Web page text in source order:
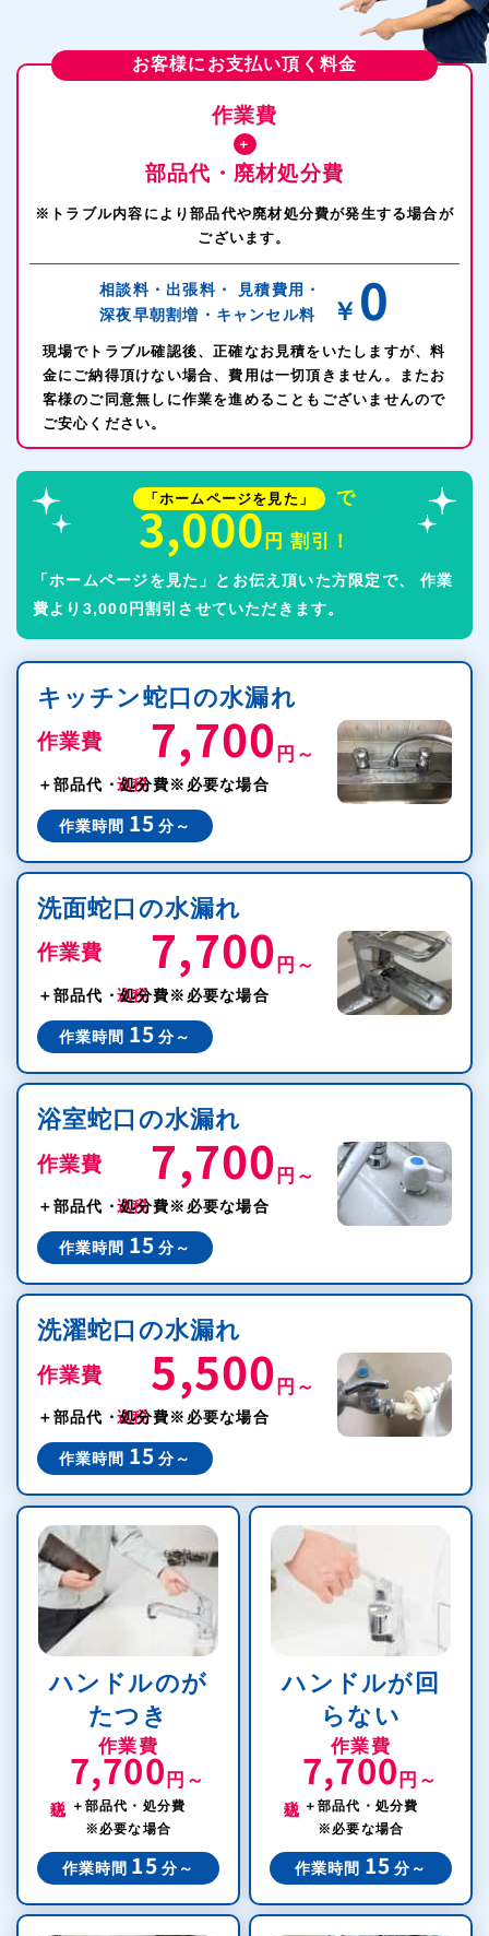
お客様にお支払い頂く料金
作業費
＋
部品代・廃材処分費
※トラブル内容により部品代や廃材処分費が発生する場合が
ございます。
相談料・出張料・
見積費用・
深夜早朝割増・ キャンセル料 ￥ 0
現場でトラブル確認後、正確なお見積をいたしますが、料
金にご納得頂けない場合、費用は一切頂きません。またお
客様のご同意無しに作業を進めることもございませんので
ご安心ください。
「ホームページを見た」 で
3,000 円 割引！
「ホームページを見た」とお伝え頂いた方限定で、
作業
費より3,000円割引させていただきます。
キッチン蛇口の水漏れ
作業費 7,700 円～
＋部品代・処分費※必要な場合
作業時間 15 分～
洗面蛇口の水漏れ
作業費 7,700 円～
＋部品代・処分費※必要な場合
作業時間 15 分～
浴室蛇口の水漏れ
作業費 7,700 円～
＋部品代・処分費※必要な場合
作業時間 15 分～
洗濯蛇口の水漏れ
作業費 5,500 円～
＋部品代・処分費※必要な場合
作業時間 15 分～
ハンドルのが
たつき
作業費
7,700 円～
＋部品代・処分費
※必要な場合
作業時間 15 分～
ハンドルが回
らない
作業費
7,700 円～
＋部品代・処分費
※必要な場合
作業時間 15 分～